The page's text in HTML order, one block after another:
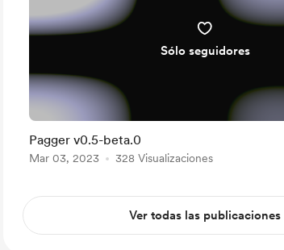
Sólo seguidores
Pagger v0.5-beta.0
Mar 03, 2023 328 Visualizaciones
Ver todas las publicaciones